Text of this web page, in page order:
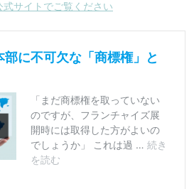
サイトでご覧ください